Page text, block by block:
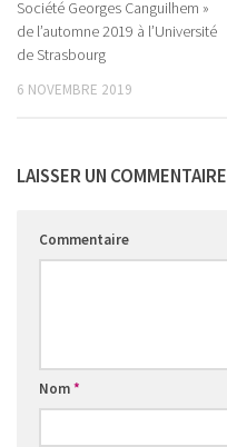
Société Georges Canguilhem »
de l’automne 2019 à l’Université
de Strasbourg
6 NOVEMBRE 2019
LAISSER UN COMMENTAIRE
Commentaire
Nom*